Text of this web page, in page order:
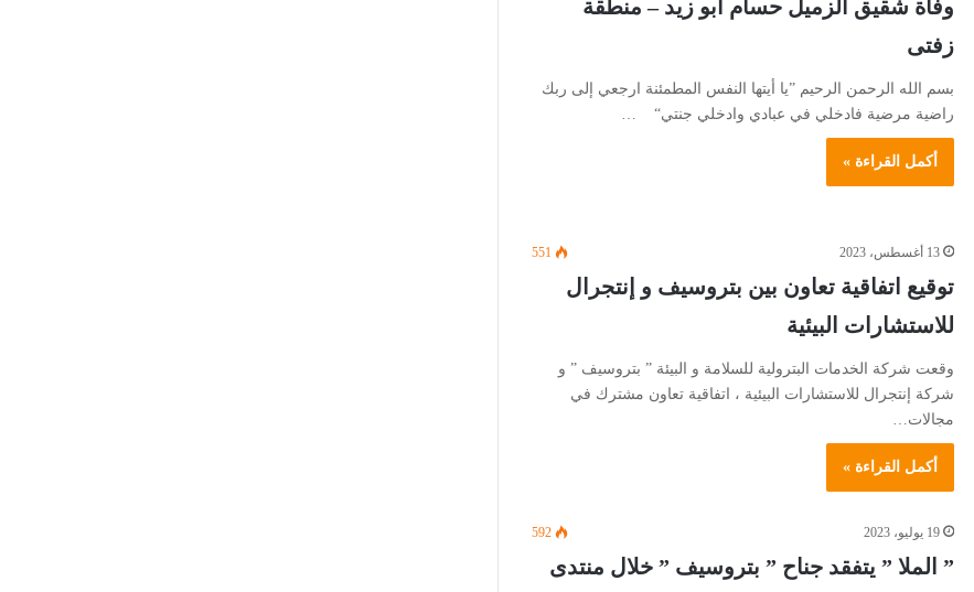
وفاة شقيق الزميل حسام أبو زيد – منطقة
زفتى
بسم الله الرحمن الرحيم ”يا أيتها النفس المطمئنة ارجعي إلى ربك
راضية مرضية فادخلي في عبادي وادخلي جنتي“ …
أكمل القراءة »
13 أغسطس، 2023 551
توقيع اتفاقية تعاون بين بتروسيف و إنتجرال
للاستشارات البيئية
وقعت شركة الخدمات البترولية للسلامة و البيئة ” بتروسيف ” و
شركة إنتجرال للاستشارات البيئية ، اتفاقية تعاون مشترك في
مجالات…
أكمل القراءة »
19 يوليو، 2023 592
” الملا ” يتفقد جناح ” بتروسيف ” خلال منتدى